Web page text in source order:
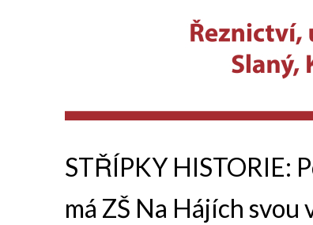
STŘÍPKY HISTORIE:
má ZŠ Na Hájích svou